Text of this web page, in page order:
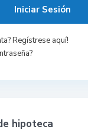
Iniciar Sesión
Regístrese aquí!
hipoteca